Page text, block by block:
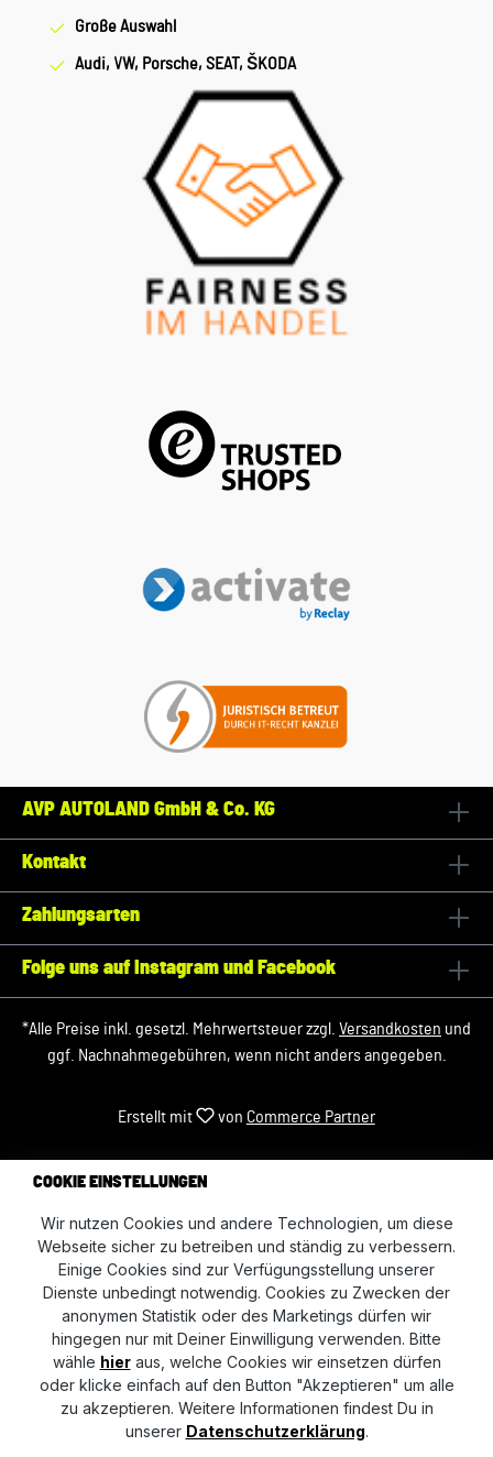
Große Auswahl
Audi, VW, Porsche, SEAT, ŠKODA
AVP AUTOLAND GmbH & Co. KG
Kontakt
Zahlungsarten
Folge uns auf Instagram und Facebook
*Alle Preise inkl. gesetzl. Mehrwertsteuer zzgl. Versandkosten und
ggf. Nachnahmegebühren, wenn nicht anders angegeben.
Erstellt mit von Commerce Partner
COOKIE EINSTELLUNGEN
Wir nutzen Cookies und andere Technologien, um diese
Webseite sicher zu betreiben und ständig zu verbessern.
Einige Cookies sind zur Verfügungsstellung unserer
Dienste unbedingt notwendig. Cookies zu Zwecken der
anonymen Statistik oder des Marketings dürfen wir
hingegen nur mit Deiner Einwilligung verwenden. Bitte
wähle hieraus, welche Cookies wir einsetzen dürfen
oder klicke einfach auf den Button "Akzeptieren" um alle
zu akzeptieren. Weitere Informationen findest Du in
unserer Datenschutzerklärung.